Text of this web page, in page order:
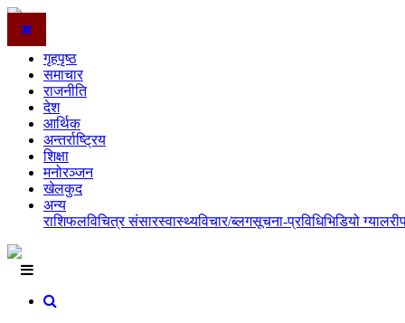
गृहपृष्ठ
समाचार
राजनीति
देश
आर्थिक
अन्तर्राष्ट्रिय
शिक्षा
मनोरञ्जन
खेलकुद
अन्य
राशिफलविचित्र संसारस्वास्थ्यविचार/ब्लगसूचना-प्रविधिभिडियो ग्यालरी